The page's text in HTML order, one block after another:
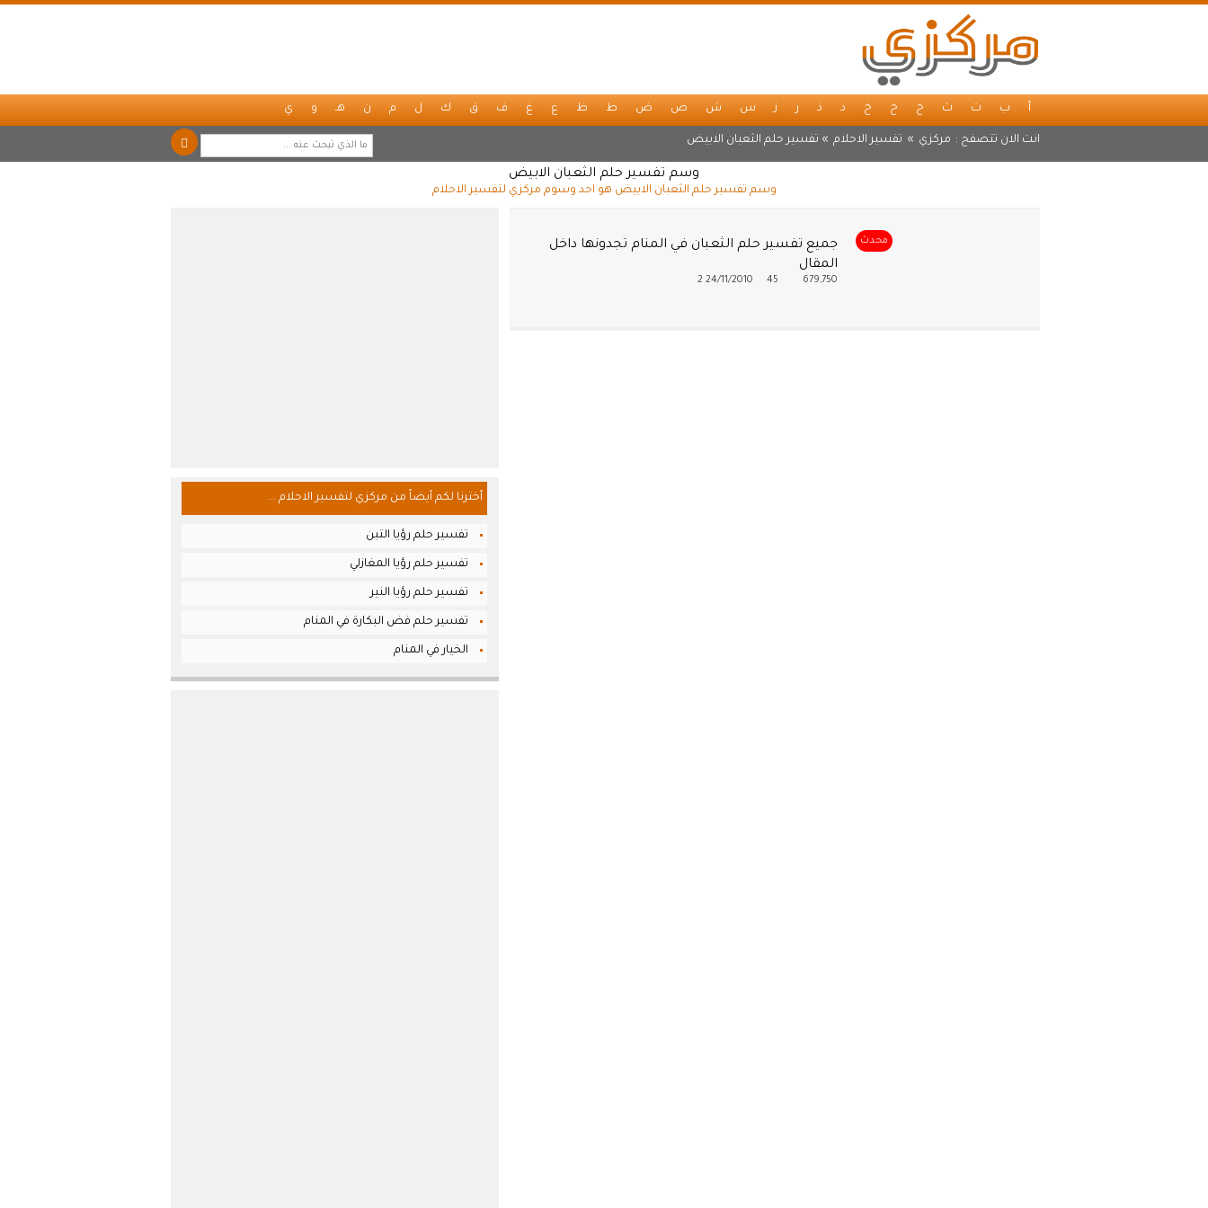
أ ب ت ث ج ح خ د ذ ر ز س ش ص ض ط ظ ع غ ف ق ك ل م ن هـ و ي
انت الان تتصفح : مركزي » تفسير الاحلام » تفسير حلم الثعبان الابيض
وسم تفسير حلم الثعبان الابيض
وسم تفسير حلم الثعبان الابيض هو احد وسوم مركزي لتفسير الاحلام
محدث
جميع تفسير حلم الثعبان في المنام تجدونها داخل
المقال
679,750
24/11/2010
2
أخترنا لكم أيضاً من مركزي لتفسير الاحلام ...
تفسير حلم رؤيا التبن
تفسير حلم رؤيا المغازلي
تفسير حلم رؤيا النير
تفسير حلم فض البكارة في المنام
الخيار في المنام